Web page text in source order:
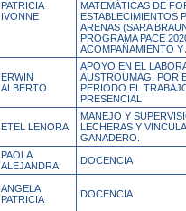
PATRICIA
IVONNE
MATEMÁTICAS DE
ESTABLECIMIENTOS
ARENAS (SARA
PROGRAMA PACE
ACOMPAÑAMIENTO
ERWIN
ALBERTO
APOYO EN EL
AUSTROUMAG, POR
PERIODO EL
PRESENCIAL
ETEL LENORA
MANEJO Y
LECHERAS Y
GANADERO.
PAOLA
ALEJANDRA
DOCENCIA
ANGELA
PATRICIA
DOCENCIA